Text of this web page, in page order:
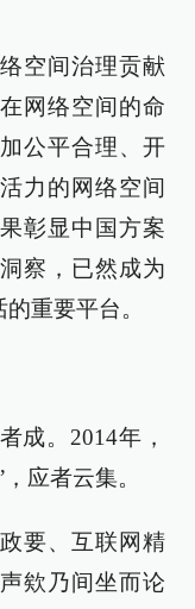
空间治理贡献
网络空间的命
公平合理、开
力的网络空间
彰显中国方案
察，已然成为
重要平台。
成。2014年，
应者云集。
要、互联网精
欸乃间坐而论